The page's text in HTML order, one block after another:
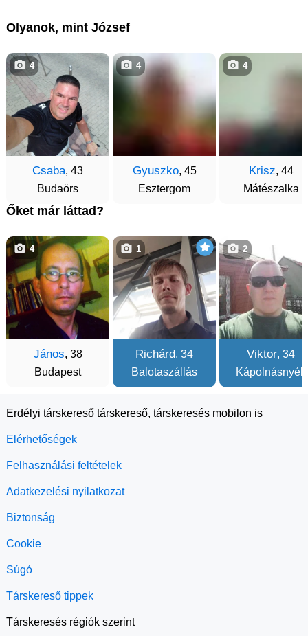
Olyanok, mint József
Csaba, 43
Budaörs
4
Gyuszko, 45
Esztergom
4
Krisz, 44
Mátészalka
4
Őket már láttad?
János, 38
Budapest
4
Richárd, 34
Balotaszállás
1
Viktor, 34
Kápolnásnyék
2
Erdélyi társkereső társkereső, társkeresés mobilon is
Elérhetőségek
Felhasználási feltételek
Adatkezelési nyilatkozat
Biztonság
Cookie
Súgó
Társkereső tippek
Társkeresés régiók szerint